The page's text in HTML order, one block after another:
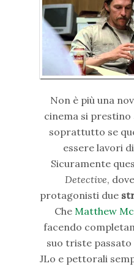
Non è più una
cinema si
soprattutto se
essere lavori
Sicuramente
Detective,
protagonisti due
CheMatthew
facendo
suo triste
JLo e pettorali